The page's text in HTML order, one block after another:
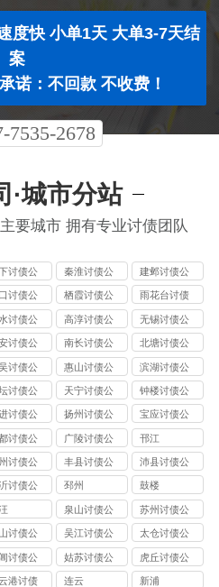
度快 小单1天 大单3-7天结
案
诺：不回款 不收费！
7535-2678
·城市分站
要城市 拥有专业讨债团队
讨债公
秦淮讨债公
司
建邺讨债公
司
讨债公
栖霞讨债公
司
雨花台讨债
公司
讨债公
高淳讨债公
司
无锡讨债公
司
讨债公
南长讨债公
司
北塘讨债公
司
讨债公
惠山讨债公
司
滨湖讨债公
司
讨债公
天宁讨债公
司
钟楼讨债公
司
讨债公
扬州讨债公
司
宝应讨债公
司
讨债公
广陵讨债公
司
邗江
讨债公
丰县讨债公
司
沛县讨债公
司
讨债公
邳州 鼓楼
泉山讨债公
司
苏州讨债公
司
讨债公
吴江讨债公
司
太仓讨债公
司
讨债公
姑苏讨债公
司
虎丘讨债公
司
港讨债
连云 新浦